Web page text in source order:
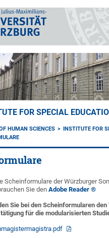
FOR SPECIAL
HUMAN SCIENCES
INSTITUTE FOR
Scheinformulare der Würzburger
Sie denAdobe Reader ®
Sie bei den Scheinformularen
für die modularisierten